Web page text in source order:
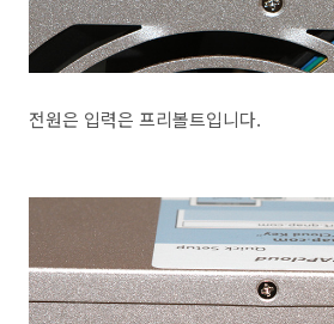
전원은 입력은 프리볼트입니다.